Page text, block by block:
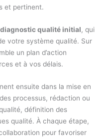
et pertinent.
diagnostic qualité initial, qui
votre système qualité. Sur
un plan d’action
et à vos délais.
ensuite dans la mise en
processus, rédaction ou
définition des
qualité. À chaque étape,
pour favoriser